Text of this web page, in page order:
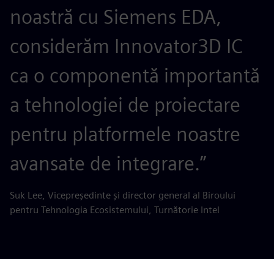
noastră cu Siemens EDA,
considerăm Innovator3D IC
ca o componentă importantă
a tehnologiei de proiectare
pentru platformele noastre
avansate de integrare.”
Suk Lee, Vicepreședinte și director general al Biroului
pentru Tehnologia Ecosistemului, Turnătorie Intel